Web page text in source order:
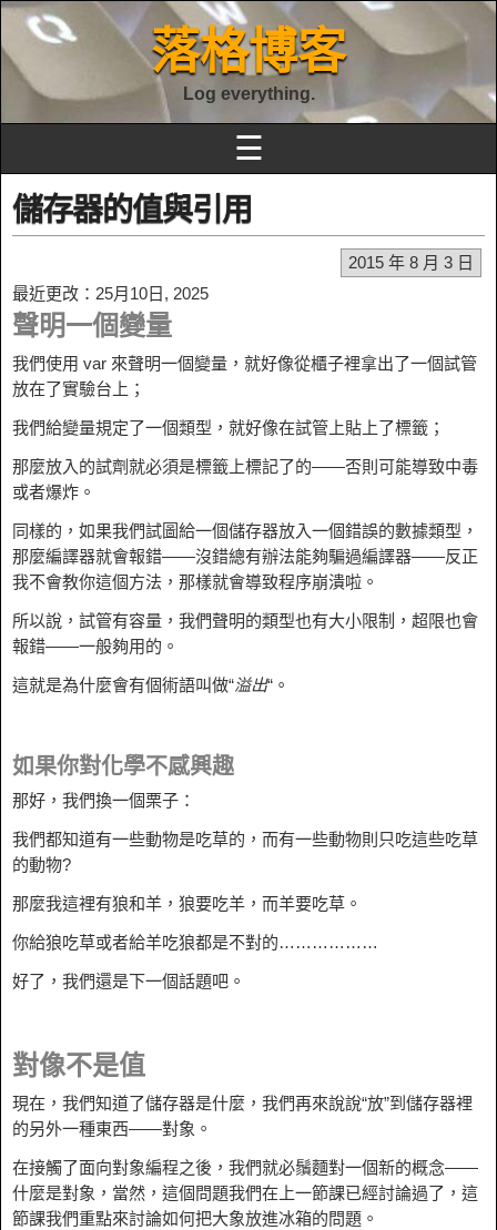
落格博客
Log everything.
☰
儲存器的值與引用
2015 年 8 月 3 日
最近更改：25月10日, 2025
聲明一個變量
我們使用 var 來聲明一個變量，就好像從櫃子裡拿出了一個試管
放在了實驗台上；
我們給變量規定了一個類型，就好像在試管上貼上了標籤；
那麼放入的試劑就必須是標籤上標記了的——否則可能導致中毒
或者爆炸。
同樣的，如果我們試圖給一個儲存器放入一個錯誤的數據類型，
那麼編譯器就會報錯——沒錯總有辦法能夠騙過編譯器——反正
我不會教你這個方法，那樣就會導致程序崩潰啦。
所以說，試管有容量，我們聲明的類型也有大小限制，超限也會
報錯——一般夠用的。
這就是為什麼會有個術語叫做“溢出“。
如果你對化學不感興趣
那好，我們換一個栗子：
我們都知道有一些動物是吃草的，而有一些動物則只吃這些吃草
的動物?
那麼我這裡有狼和羊，狼要吃羊，而羊要吃草。
你給狼吃草或者給羊吃狼都是不對的………………
好了，我們還是下一個話題吧。
對像不是值
現在，我們知道了儲存器是什麼，我們再來說說“放”到儲存器裡
的另外一種東西——對象。
在接觸了面向對象編程之後，我們就必鬚麵對一個新的概念——
什麼是對象，當然，這個問題我們在上一節課已經討論過了，這
節課我們重點來討論如何把大象放進冰箱的問題。